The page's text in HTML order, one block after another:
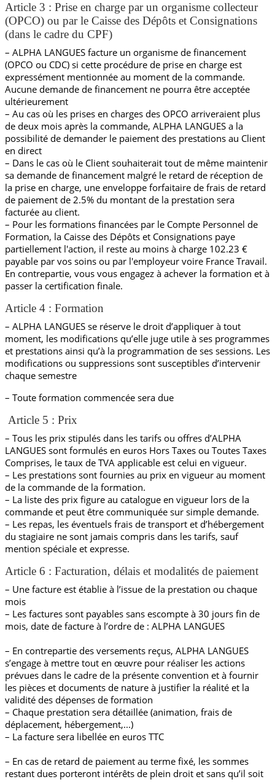
Article 3 : Prise en charge par un organisme collecteur
(OPCO) ou par le Caisse des Dépôts et Consignations
(dans le cadre du CPF)
– ALPHA LANGUES facture un organisme de financement
(OPCO ou CDC) si cette procédure de prise en charge est
expressément mentionnée au moment de la commande.
Aucune demande de financement ne pourra être acceptée
ultérieurement
– Au cas où les prises en charges des OPCO arriveraient plus
de deux mois après la commande, ALPHA LANGUES a la
possibilité de demander le paiement des prestations au Client
en direct
– Dans le cas où le Client souhaiterait tout de même maintenir
sa demande de financement malgré le retard de réception de
la prise en charge, une enveloppe forfaitaire de frais de retard
de paiement de 2.5% du montant de la prestation sera
facturée au client.
– Pour les formations financées par le Compte Personnel de
Formation, la Caisse des Dépôts et Consignations paye
partiellement l'action, il reste au moins à charge 102.23 €
payable par vos soins ou par l'employeur voire France Travail.
En contrepartie, vous vous engagez à achever la formation et à
passer la certification finale.
Article 4 : Formation
– ALPHA LANGUES se réserve le droit d’appliquer à tout
moment, les modifications qu’elle juge utile à ses programmes
et prestations ainsi qu’à la programmation de ses sessions. Les
modifications ou suppressions sont susceptibles d’intervenir
chaque semestre
– Toute formation commencée sera due
Article 5 : Prix
– Tous les prix stipulés dans les tarifs ou offres d’ALPHA
LANGUES sont formulés en euros Hors Taxes ou Toutes Taxes
Comprises, le taux de TVA applicable est celui en vigueur.
– Les prestations sont fournies au prix en vigueur au moment
de la commande de la formation.
– La liste des prix figure au catalogue en vigueur lors de la
commande et peut être communiquée sur simple demande.
– Les repas, les éventuels frais de transport et d’hébergement
du stagiaire ne sont jamais compris dans les tarifs, sauf
mention spéciale et expresse.
Article 6 : Facturation, délais et modalités de paiement
– Une facture est établie à l’issue de la prestation ou chaque
mois
– Les factures sont payables sans escompte à 30 jours fin de
mois, date de facture à l’ordre de : ALPHA LANGUES
– En contrepartie des versements reçus, ALPHA LANGUES
s’engage à mettre tout en œuvre pour réaliser les actions
prévues dans le cadre de la présente convention et à fournir
les pièces et documents de nature à justifier la réalité et la
validité des dépenses de formation
– Chaque prestation sera détaillée (animation, frais de
déplacement, hébergement,...)
– La facture sera libellée en euros TTC
– En cas de retard de paiement au terme fixé, les sommes
restant dues porteront intérêts de plein droit et sans qu’il soit